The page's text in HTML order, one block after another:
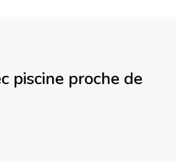
piscine proche de